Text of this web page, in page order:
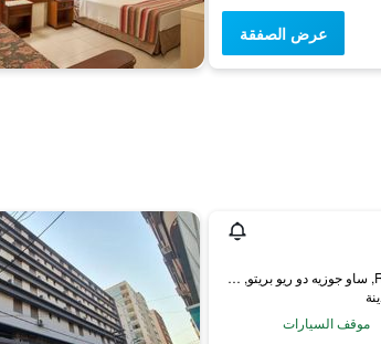
عرض الصفقة
Rua Jorge Tibirica, 3042, ساو جوزيه دو ريو بريتو, البرازيل
موقف السيارات